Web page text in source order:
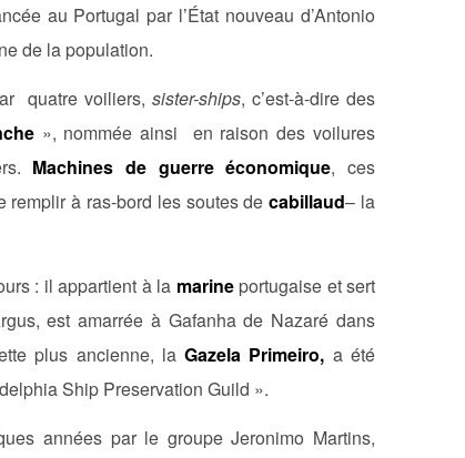
au Portugal par l’État nouveau d’Antonio
de la population.
quatre voiliers, sister-ships, c’est-à-dire des
», nommée ainsi en raison des voilures
Machines de guerre économique, ces
remplir à ras-bord les soutes decabillaud– la
: il appartient à la marineportugaise et sert
est amarrée à Gafanha de Nazaré dans
plus ancienne, laGazela Primeiro, a été
Ship Preservation Guild ».
années par le groupe Jeronimo Martins,